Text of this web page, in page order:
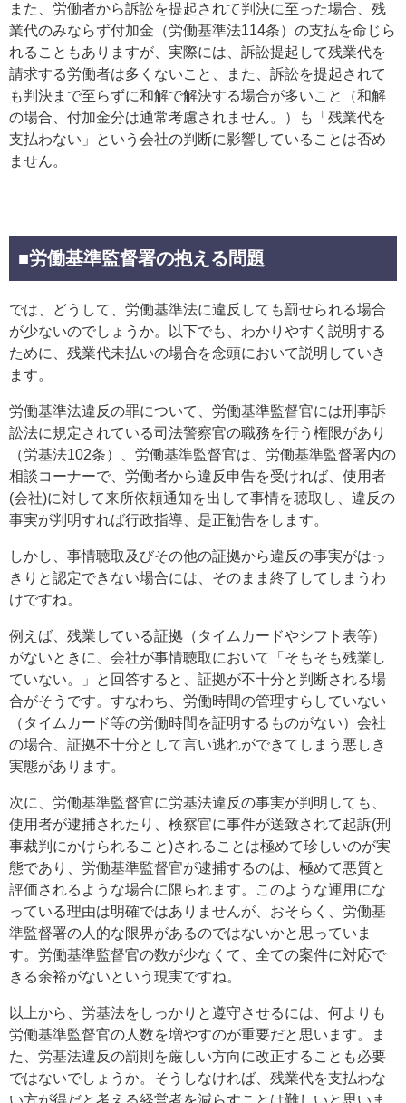
また、労働者から訴訟を提起されて判決に至った場合、残
業代のみならず付加金（労働基準法114条）の支払を命じら
れることもありますが、実際には、訴訟提起して残業代を
請求する労働者は多くないこと、また、訴訟を提起されて
も判決まで至らずに和解で解決する場合が多いこと（和解
の場合、付加金分は通常考慮されません。）も「残業代を
支払わない」という会社の判断に影響していることは否め
ません。
■労働基準監督署の抱える問題
では、どうして、労働基準法に違反しても罰せられる場合
が少ないのでしょうか。以下でも、わかりやすく説明する
ために、残業代未払いの場合を念頭において説明していき
ます。
労働基準法違反の罪について、労働基準監督官には刑事訴
訟法に規定されている司法警察官の職務を行う権限があり
（労基法102条）、労働基準監督官は、労働基準監督署内の
相談コーナーで、労働者から違反申告を受ければ、使用者
(会社)に対して来所依頼通知を出して事情を聴取し、違反の
事実が判明すれば行政指導、是正勧告をします。
しかし、事情聴取及びその他の証拠から違反の事実がはっ
きりと認定できない場合には、そのまま終了してしまうわ
けですね。
例えば、残業している証拠（タイムカードやシフト表等）
がないときに、会社が事情聴取において「そもそも残業し
ていない。」と回答すると、証拠が不十分と判断される場
合がそうです。すなわち、労働時間の管理すらしていない
（タイムカード等の労働時間を証明するものがない）会社
の場合、証拠不十分として言い逃れができてしまう悪しき
実態があります。
次に、労働基準監督官に労基法違反の事実が判明しても、
使用者が逮捕されたり、検察官に事件が送致されて起訴(刑
事裁判にかけられること)されることは極めて珍しいのが実
態であり、労働基準監督官が逮捕するのは、極めて悪質と
評価されるような場合に限られます。このような運用にな
っている理由は明確ではありませんが、おそらく、労働基
準監督署の人的な限界があるのではないかと思っていま
す。労働基準監督官の数が少なくて、全ての案件に対応で
きる余裕がないという現実ですね。
以上から、労基法をしっかりと遵守させるには、何よりも
労働基準監督官の人数を増やすのが重要だと思います。ま
た、労基法違反の罰則を厳しい方向に改正することも必要
ではないでしょうか。そうしなければ、残業代を支払わな
い方が得だと考える経営者を減らすことは難しいと思いま